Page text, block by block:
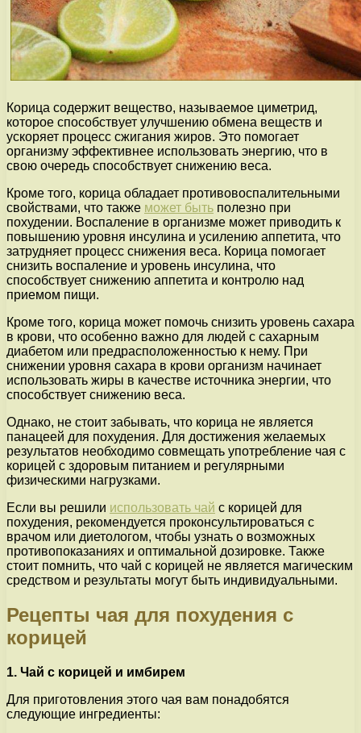
Корица содержит вещество, называемое циметрид,
которое способствует улучшению обмена веществ и
ускоряет процесс сжигания жиров. Это помогает
организму эффективнее использовать энергию, что в
свою очередь способствует снижению веса.
Кроме того, корица обладает противовоспалительными
свойствами, что также может быть полезно при
похудении. Воспаление в организме может приводить к
повышению уровня инсулина и усилению аппетита, что
затрудняет процесс снижения веса. Корица помогает
снизить воспаление и уровень инсулина, что
способствует снижению аппетита и контролю над
приемом пищи.
Кроме того, корица может помочь снизить уровень сахара
в крови, что особенно важно для людей с сахарным
диабетом или предрасположенностью к нему. При
снижении уровня сахара в крови организм начинает
использовать жиры в качестве источника энергии, что
способствует снижению веса.
Однако, не стоит забывать, что корица не является
панацеей для похудения. Для достижения желаемых
результатов необходимо совмещать употребление чая с
корицей с здоровым питанием и регулярными
физическими нагрузками.
Если вы решили использовать чай с корицей для
похудения, рекомендуется проконсультироваться с
врачом или диетологом, чтобы узнать о возможных
противопоказаниях и оптимальной дозировке. Также
стоит помнить, что чай с корицей не является магическим
средством и результаты могут быть индивидуальными.
Рецепты чая для похудения с
корицей
1. Чай с корицей и имбирем
Для приготовления этого чая вам понадобятся
следующие ингредиенты: